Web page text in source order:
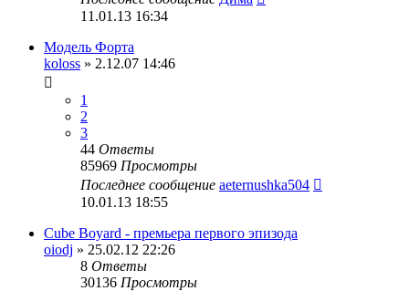
11.01.13 16:34
Модель Форта
koloss » 2.12.07 14:46
1
2
3
44 Ответы
85969 Просмотры
Последнее сообщение aeternushka504
10.01.13 18:55
Cube Boyard - премьера первого эпизода
oiodj » 25.02.12 22:26
8 Ответы
30136 Просмотры